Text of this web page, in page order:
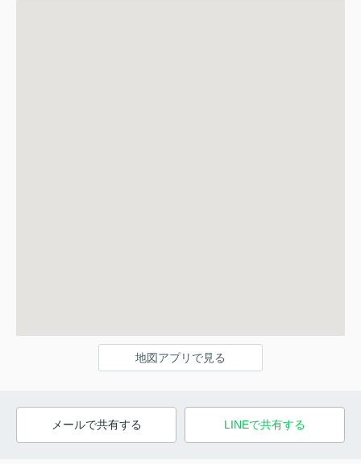
地図アプリで見る
メールで共有する LINEで共有する